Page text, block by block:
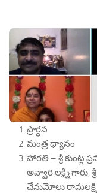
ప్రార్ధన
మంత్ర ధ్యానం
హారతి – శ్రీ కుంట్ల
అవ్వారి లక్ష్మి గారు,
చేనుమోలు